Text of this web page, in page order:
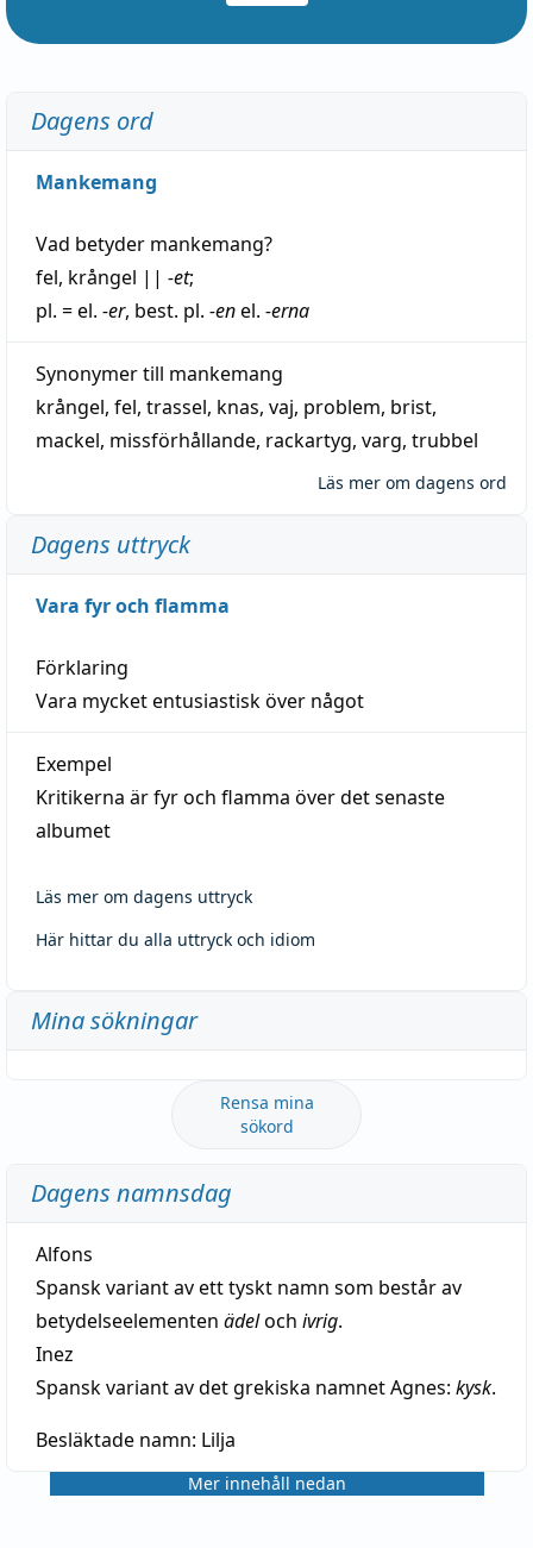
Dagens ord
Mankemang
Vad betyder mankemang?
fel, krångel || -et;
pl. = el. -er, best. pl. -enel. -erna
Synonymer till mankemang
krångel, fel, trassel, knas, vaj, problem, brist,
mackel, missförhållande, rackartyg, varg, trubbel
Läs mer om dagens ord
Dagens uttryck
Vara fyr och flamma
Förklaring
Vara mycket entusiastisk över något
Exempel
Kritikerna är fyr och flamma över det senaste
albumet
Läs mer om dagens uttryck
Här hittar du alla uttryck och idiom
Mina sökningar
Rensa mina
sökord
Dagens namnsdag
Alfons
Spansk variant av ett tyskt namn som består av
betydelseelementen ädeloch ivrig.
Inez
Spansk variant av det grekiska namnet Agnes: kysk.
Besläktade namn: Lilja
Mer innehåll nedan